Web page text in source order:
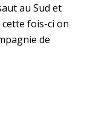
au Sud et
fois-ci on
de